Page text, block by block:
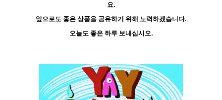
요.
앞으로도 좋은 상품을 공유하기 위해 노력하겠습니다.
오늘도 좋은 하루 보내십시오.